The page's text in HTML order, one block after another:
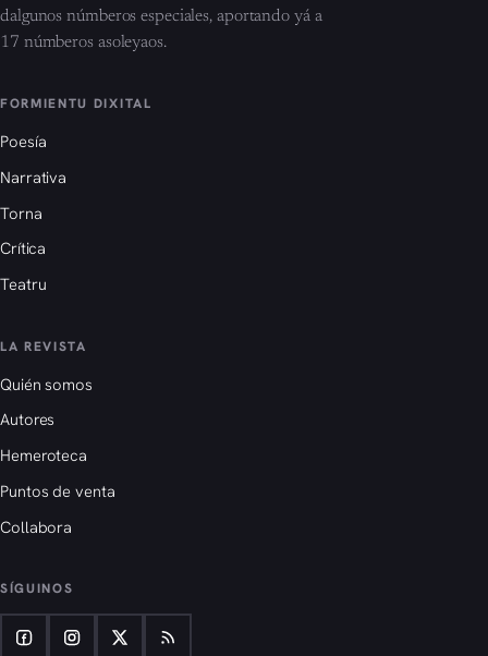
dalgunos númberos especiales, aportando yá a
17 númberos asoleyaos.
FORMIENTU DIXITAL
Poesía
Narrativa
Torna
Crítica
Teatru
LA REVISTA
Quién somos
Autores
Hemeroteca
Puntos de venta
Collabora
SÍGUINOS